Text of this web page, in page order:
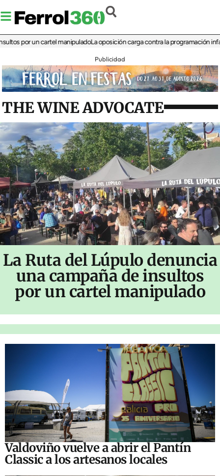
un cartel manipuladoLa oposición carga contra la programación infantil
Publicidad
THE WINE ADVOCATE
La Ruta del Lúpulo denuncia
una campaña de insultos
por un cartel manipulado
Valdoviño vuelve a abrir el Pantín
Classic a los artesanos locales